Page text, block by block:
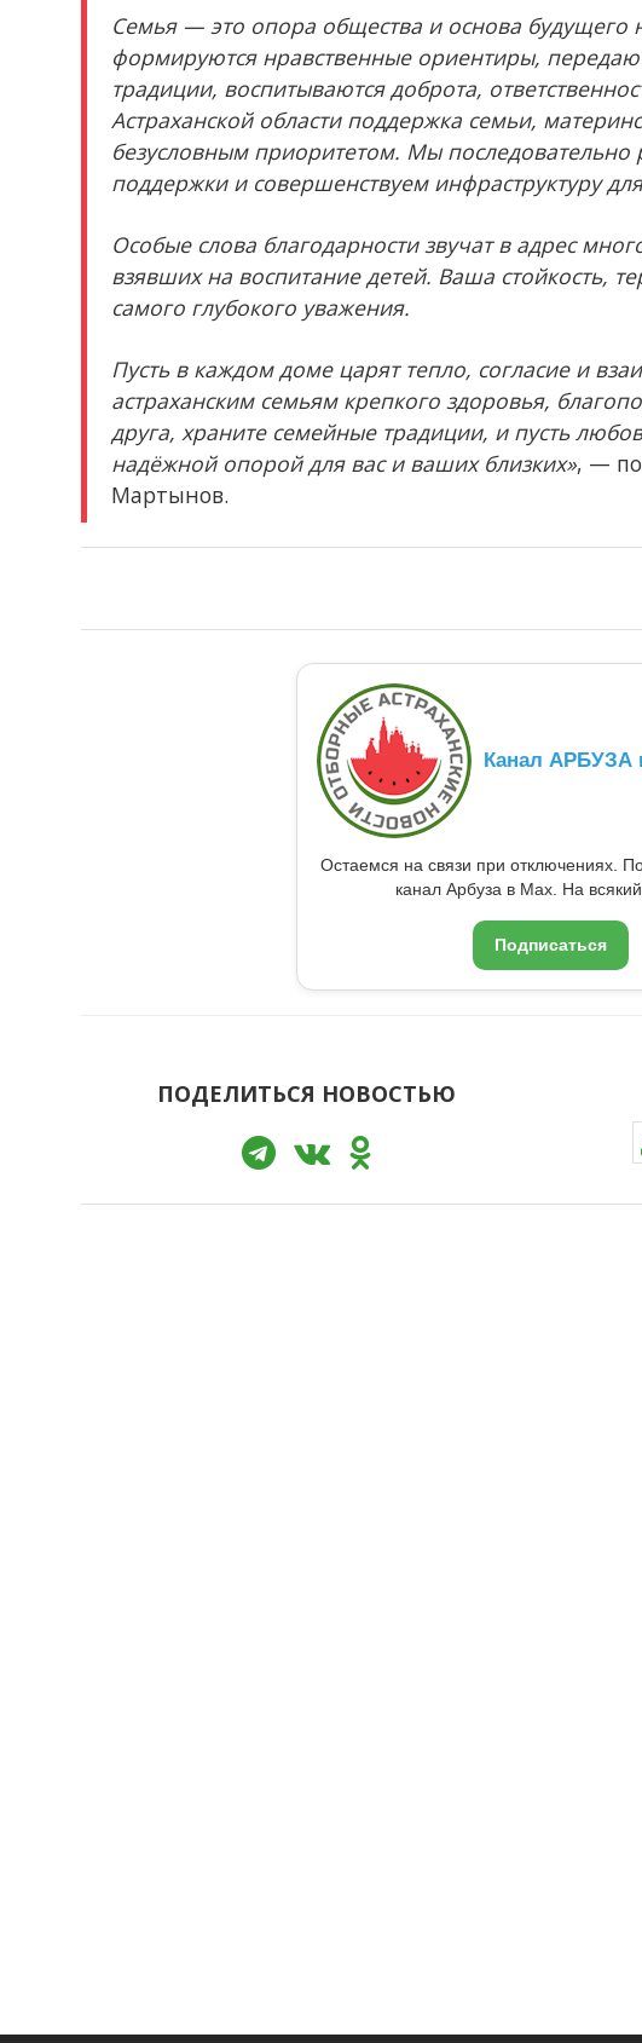
Семья — это опора общества и основа
формируются нравственные ориентиры,
традиции, воспитываются доброта,
Астраханской области поддержка семьи,
безусловным приоритетом. Мы
поддержки и совершенствуем инфраструктуру
Особые слова благодарности звучат в адрес
взявших на воспитание детей. Ваша стойкость,
самого глубокого уважения.
Пусть в каждом доме царят тепло, согласие и
астраханским семьям крепкого здоровья,
друга, храните семейные традиции, и пусть
надёжной опорой для вас и ваших близких», —
Мартынов.
Канал АРБУЗА
Остаемся на связи при отключениях.
канал Арбуза в Max. На всякий
Подписаться
ПОДЕЛИТЬСЯ НОВОСТЬЮ